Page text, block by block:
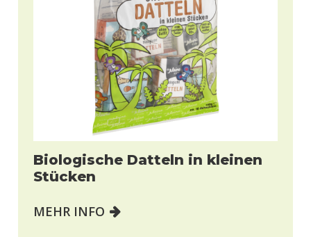
Biologische Datteln in kleinen
Stücken
MEHR INFO